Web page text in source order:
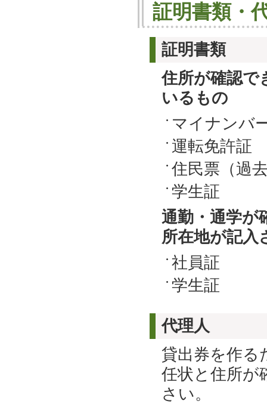
証明書類・
証明書類
住所が確認で
いるもの
マイナンバ
運転免許証
住民票（過
学生証
通勤・通学が
所在地が記入
社員証
学生証
代理人
貸出券を作る
任状と住所が
さい。